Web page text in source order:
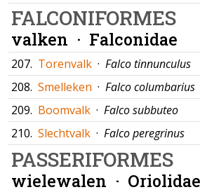
FALCONIFORMES
valken · Falconidae
207. Torenvalk · Falco tinnunculus
208. Smelleken · Falco columbarius
209. Boomvalk · Falco subbuteo
210. Slechtvalk · Falco peregrinus
PASSERIFORMES
wielewalen · Oriolidae